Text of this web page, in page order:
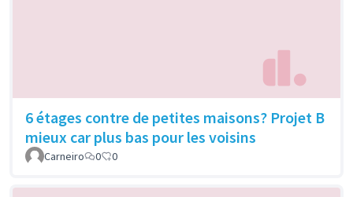
6 étages contre de petites maisons? Projet B
mieux car plus bas pour les voisins
Carneiro 0 0